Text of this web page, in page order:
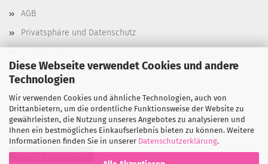
Diese Webseite verwendet Cookies und andere
Technologien
Wir verwenden Cookies und ähnliche Technologien, auch von
Drittanbietern, um die ordentliche Funktionsweise der Website zu
gewährleisten, die Nutzung unseres Angebotes zu analysieren und
Ihnen ein bestmögliches Einkaufserlebnis bieten zu können. Weitere
Informationen finden Sie in unserer Datenschutzerklärung.
AGB
Privatsphäre und Datenschutz
Cookie Einstellungen
Vertrag widerrufen